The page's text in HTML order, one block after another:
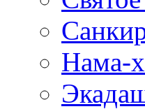
Нама-